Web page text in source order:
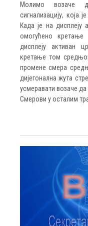
Молимо возаче
сигнализацију, која
Када је на дисплеју
омогућено
дисплеју активан
кретање том
промене смера
дијегонална жута
усмеравати возаче да
Смерови у осталим